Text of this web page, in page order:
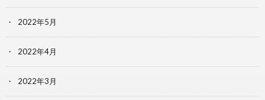
2022年5月
2022年4月
2022年3月